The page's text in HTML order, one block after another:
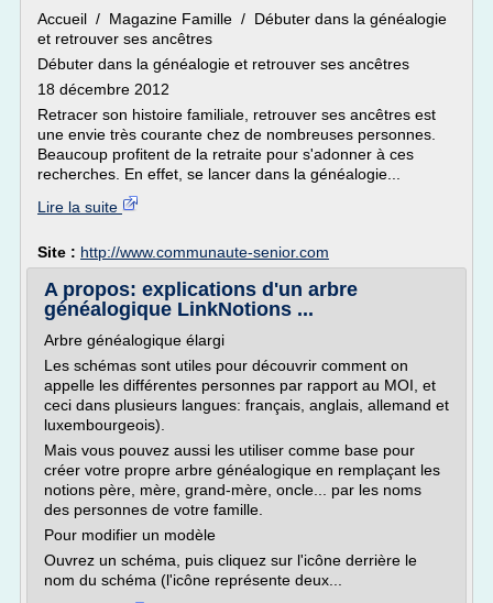
Accueil / Magazine Famille / Débuter dans la généalogie
et retrouver ses ancêtres
Débuter dans la généalogie et retrouver ses ancêtres
18 décembre 2012
Retracer son histoire familiale, retrouver ses ancêtres est
une envie très courante chez de nombreuses personnes.
Beaucoup profitent de la retraite pour s'adonner à ces
recherches. En effet, se lancer dans la généalogie...
Lire la suite
Site : http://www.communaute-senior.com
A propos: explications d'un arbre
généalogique LinkNotions ...
Arbre généalogique élargi
Les schémas sont utiles pour découvrir comment on
appelle les différentes personnes par rapport au MOI, et
ceci dans plusieurs langues: français, anglais, allemand et
luxembourgeois).
Mais vous pouvez aussi les utiliser comme base pour
créer votre propre arbre généalogique en remplaçant les
notions père, mère, grand-mère, oncle... par les noms
des personnes de votre famille.
Pour modifier un modèle
Ouvrez un schéma, puis cliquez sur l'icône derrière le
nom du schéma (l'icône représente deux...